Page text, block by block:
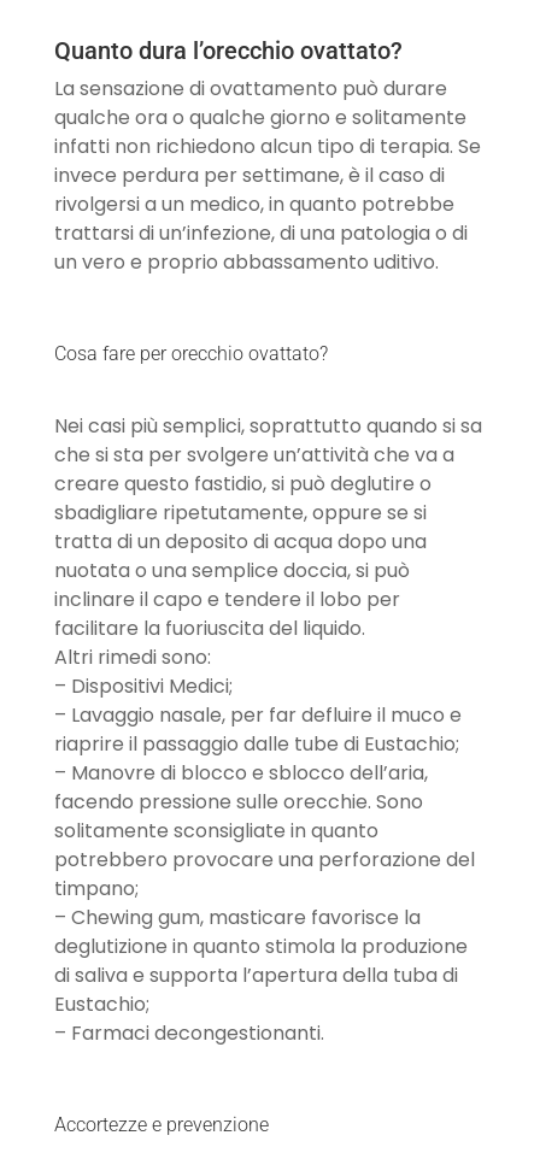
Quanto dura l’orecchio ovattato?
La sensazione di ovattamento può durare
qualche ora o qualche giorno e solitamente
infatti non richiedono alcun tipo di terapia. Se
invece perdura per settimane, è il caso di
rivolgersi a un medico, in quanto potrebbe
trattarsi di un’infezione, di una patologia o di
un vero e proprio abbassamento uditivo.
Cosa fare per orecchio ovattato?
Nei casi più semplici, soprattutto quando si sa
che si sta per svolgere un’attività che va a
creare questo fastidio, si può deglutire o
sbadigliare ripetutamente, oppure se si
tratta di un deposito di acqua dopo una
nuotata o una semplice doccia, si può
inclinare il capo e tendere il lobo per
facilitare la fuoriuscita del liquido.
Altri rimedi sono:
– Dispositivi Medici;
– Lavaggio nasale, per far defluire il muco e
riaprire il passaggio dalle tube di Eustachio;
– Manovre di blocco e sblocco dell’aria,
facendo pressione sulle orecchie. Sono
solitamente sconsigliate in quanto
potrebbero provocare una perforazione del
timpano;
– Chewing gum, masticare favorisce la
deglutizione in quanto stimola la produzione
di saliva e supporta l’apertura della tuba di
Eustachio;
– Farmaci decongestionanti.
Accortezze e prevenzione